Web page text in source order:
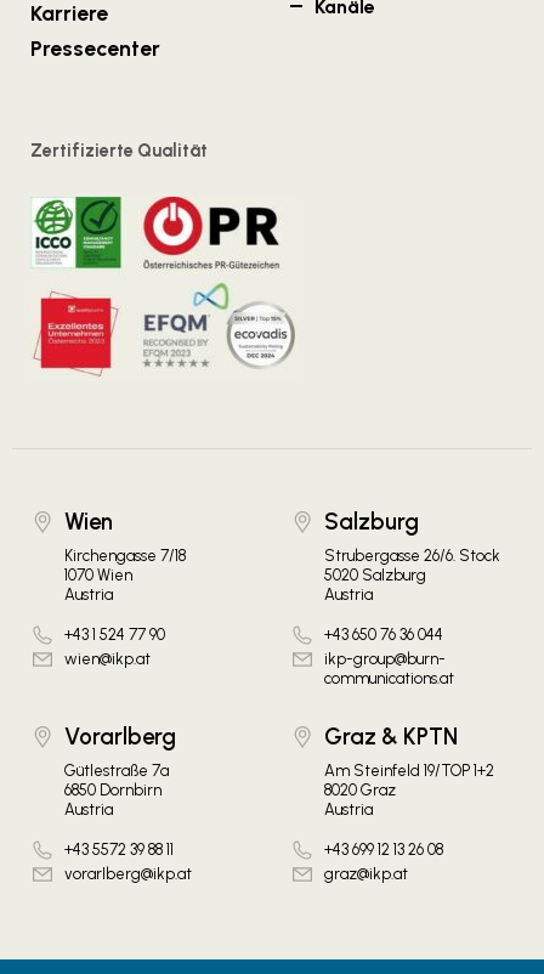
Karriere
Pressecenter
Kanäle
Zertifizierte Qualität
Wien
Kirchengasse 7/18
1070 Wien
Austria
+43 1 524 77 90
wien@ikp.at
Salzburg
Strubergasse 26/6. Stock
5020 Salzburg
Austria
+43 650 76 36 044
ikp-group@burn-
communications.at
Vorarlberg
Gütlestraße 7a
6850 Dornbirn
Austria
+43 5572 39 88 11
vorarlberg@ikp.at
Graz & KPTN
Am Steinfeld 19/TOP 1+2
8020 Graz
Austria
+43 699 12 13 26 08
graz@ikp.at